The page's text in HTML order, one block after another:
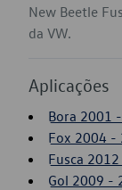
New Beetle
da VW.
Aplicações
Bora 2001
Fox 2004 -
Fusca
Gol 2009 -